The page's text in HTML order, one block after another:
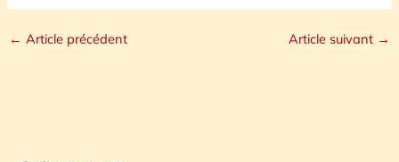
← Article précédent Article suivant →